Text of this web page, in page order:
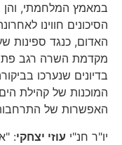
במאמץ המלחמתי, והן
הסיכונים חווינו
האדום, כנגד ספינות
מקדמת השרה רגב
בדיונים שנערכו
המוכנות של קהילת
האפשרות של
יו"ר חנ"י עוזי יצחקי: